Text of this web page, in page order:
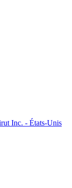
Inc. - États-Unis